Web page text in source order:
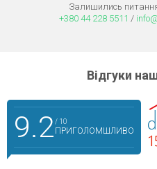
Залишились
+380 44 228 5511 /
Відгуки
9.2/ 10
ПРИГОЛОМШЛИВО